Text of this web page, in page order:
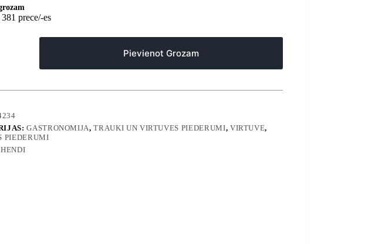
prece/-es
Pievienot Grozam
GASTRONOMIJA,TRAUKI UN VIRTUVES PIEDERUMI, VIRTUVE,
PIEDERUMI
HENDI